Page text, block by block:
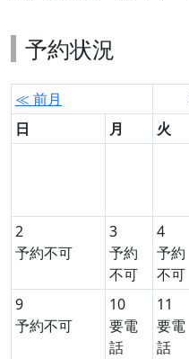
予約状況
≪ 前月
日
月 火
2
予約不可
3
予約
不可
4
予約
不可
9
予約不可
10
要電
話
11
要電
話